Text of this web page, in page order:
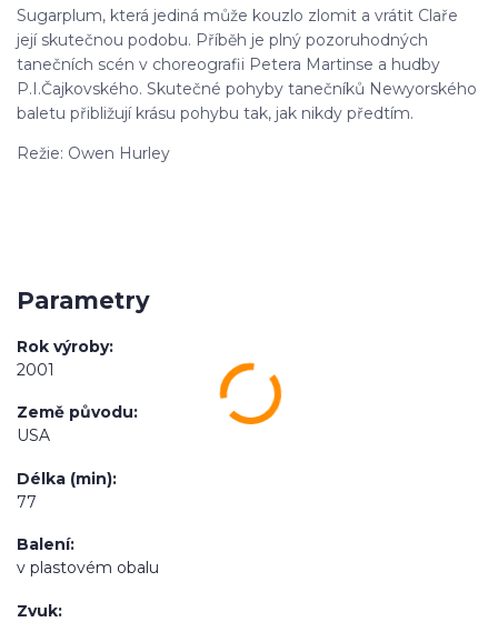
Sugarplum, která jediná může kouzlo zlomit a vrátit Claře
její skutečnou podobu. Příběh je plný pozoruhodných
tanečních scén v choreografii Petera Martinse a hudby
P.I.Čajkovského. Skutečné pohyby tanečníků Newyorského
baletu přibližují krásu pohybu tak, jak nikdy předtím.
Režie: Owen Hurley
Parametry
Rok výroby
2001
Země původu
USA
Délka (min)
77
Balení
v plastovém obalu
Zvuk